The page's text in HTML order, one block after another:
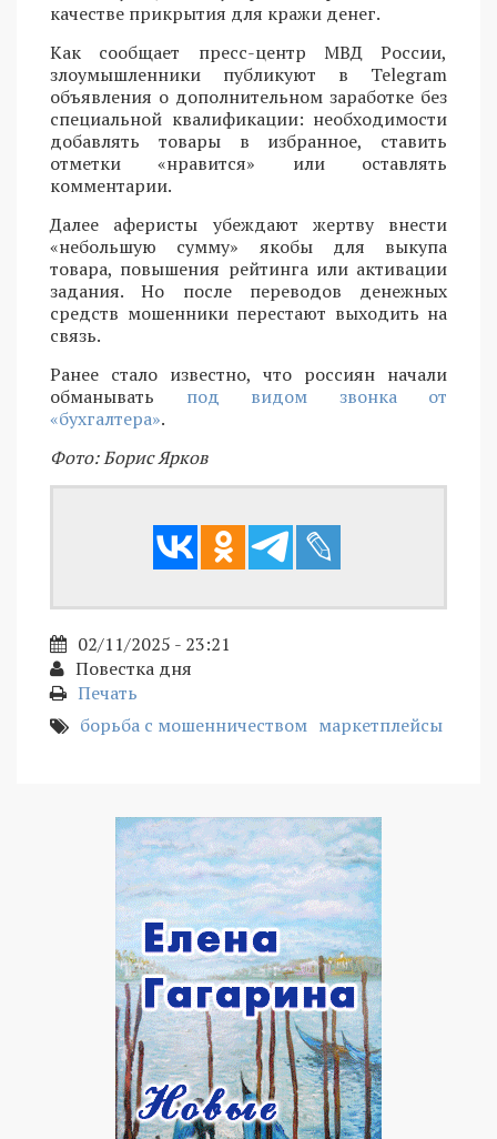
качестве прикрытия для кражи денег.
Как сообщает пресс-центр МВД России,
злоумышленники публикуют в Telegram
объявления о дополнительном заработке без
специальной квалификации: необходимости
добавлять товары в избранное, ставить
отметки «нравится» или оставлять
комментарии.
Далее аферисты убеждают жертву внести
«небольшую сумму» якобы для выкупа
товара, повышения рейтинга или активации
задания. Но после переводов денежных
средств мошенники перестают выходить на
связь.
Ранее стало известно, что россиян начали
обманывать под видом звонка от
«бухгалтера».
Фото: Борис Ярков
02/11/2025 - 23:21
Повестка дня
Печать
борьба с мошенничеством маркетплейсы